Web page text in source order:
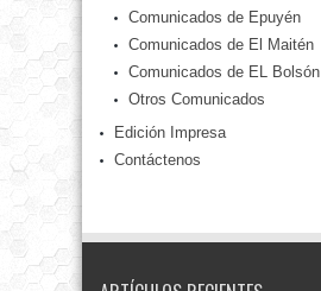
Comunicados de Epuyén
Comunicados de El Maitén
Comunicados de EL Bolsón
Otros Comunicados
Edición Impresa
Contáctenos